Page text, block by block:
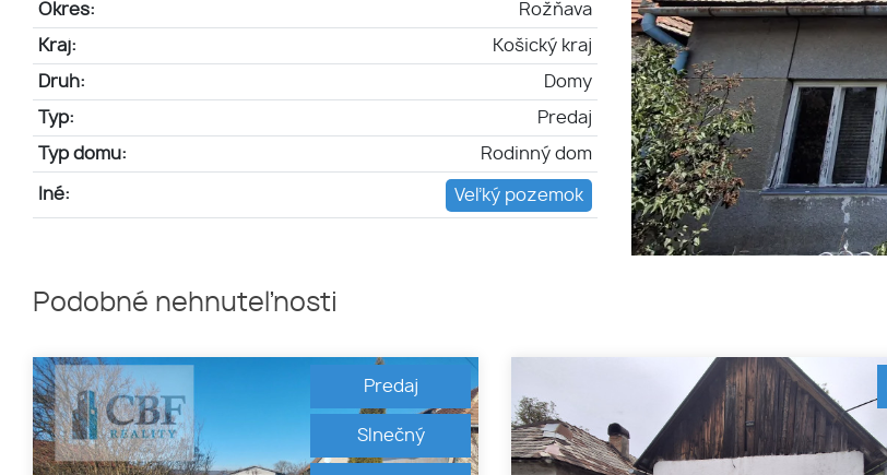
Okres: Rožňava
Kraj: Košický kraj
Druh: Domy
Typ: Predaj
Typ domu: Rodinný dom
Iné: Veľký pozemok
Podobné nehnuteľnosti
Predaj
Slnečný